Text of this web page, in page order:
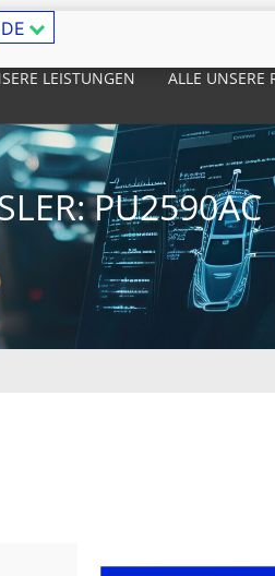
DE
LEISTUNGEN ALLE UNSERE
PU2590AC